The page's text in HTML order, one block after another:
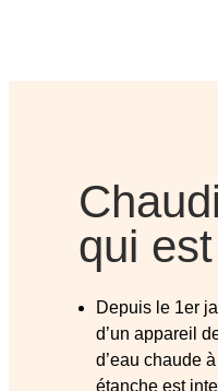
qui
Depuis le 1er
d’un appareil
d’eau chaude
étanche est